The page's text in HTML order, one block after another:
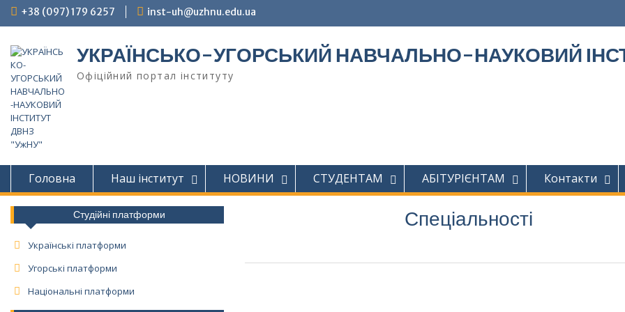
Skip +38 (097) 179 6257 inst-uh@uzhnu.edu.ua
УКРАЇНСЬКО-УГОРСЬКИЙ НАВЧАЛЬНО-НАУКОВИЙ
Офіційний портал інституту
Головна Наш інститут НОВИНИ СТУДЕНТАМ АБІТУРІЄНТАМ Контакти
Спеціальності
Студійні платформи
Українські платформи
Угорські платформи
Національні платформи